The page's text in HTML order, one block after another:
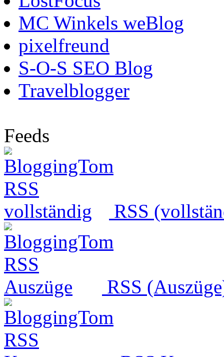
MC Winkels weBlog
pixelfreund
S-O-S SEO Blog
Travelblogger
Feeds
RSS
RSS